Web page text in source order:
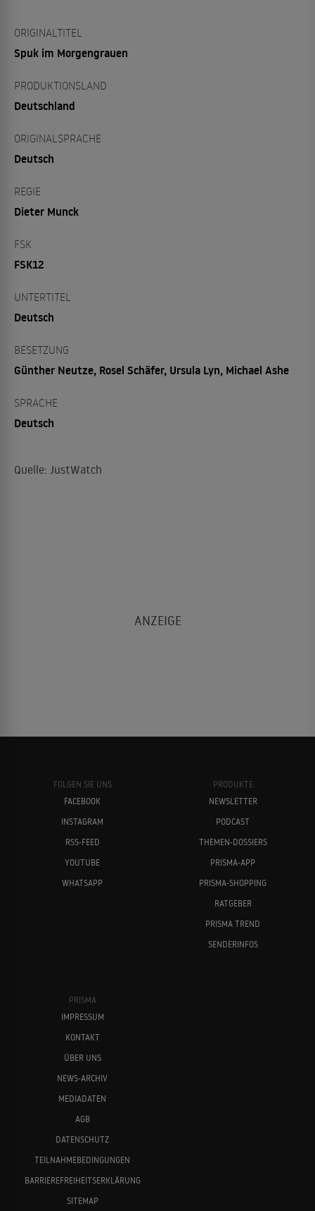
ORIGINALTITEL
Spuk im Morgengrauen
PRODUKTIONSLAND
Deutschland
ORIGINALSPRACHE
Deutsch
REGIE
Dieter Munck
FSK
FSK12
UNTERTITEL
Deutsch
BESETZUNG
Günther Neutze, Rosel Schäfer, Ursula Lyn, Michael Ashe
SPRACHE
Deutsch
Quelle: JustWatch
FOLGEN SIE UNS
FACEBOOK
INSTAGRAM
RSS-FEED
YOUTUBE
WHATSAPP
PRODUKTE
NEWSLETTER
PODCAST
THEMEN-DOSSIERS
PRISMA-APP
PRISMA-SHOPPING
RATGEBER
PRISMA TREND
SENDERINFOS
PRISMA
IMPRESSUM
KONTAKT
ÜBER UNS
NEWS-ARCHIV
MEDIADATEN
AGB
DATENSCHUTZ
TEILNAHMEBEDINGUNGEN
BARRIEREFREIHEITSERKLÄRUNG
SITEMAP